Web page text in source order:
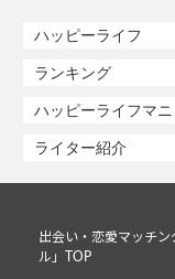
ハッピーライフ
ランキング
ハッピーライフマ
ライター紹介
出会い・恋愛マッチ
ル」TOP